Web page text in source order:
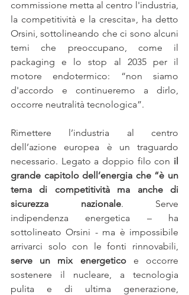
commissione metta al centro l'industria,
la competitività e la crescita», ha detto
Orsini, sottolineando che ci sono alcuni
temi che preoccupano, come il
packaging e lo stop al 2035 per il
motore endotermico: “non siamo
d'accordo e continueremo a dirlo,
occorre neutralità tecnologica”.
Rimettere l’industria al centro
dell’azione europea è un traguardo
necessario. Legato a doppio filo con il
grande capitolo dell’energia che “è un
tema di competitività ma anche di
sicurezza nazionale. Serve
indipendenza energetica – ha
sottolineato Orsini - ma è impossibile
serve un mix energetico e occorre
sostenere il nucleare, a tecnologia
pulita e di ultima generazione,